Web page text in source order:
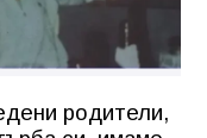
родители,